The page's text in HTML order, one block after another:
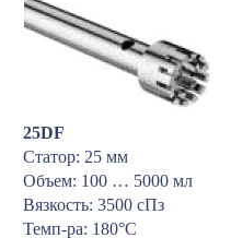
25DF
Статор: 25 мм
Объем: 100 … 5000 мл
Вязкость: 3500 сПз
Темп-ра: 180°С